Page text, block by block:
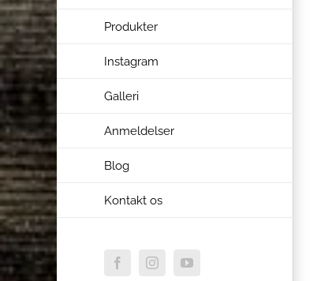
Produkter
Instagram
Galleri
Anmeldelser
Blog
Kontakt os
FacebookInstagramYouTube